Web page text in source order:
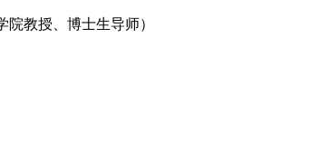
教授、博士生导师）